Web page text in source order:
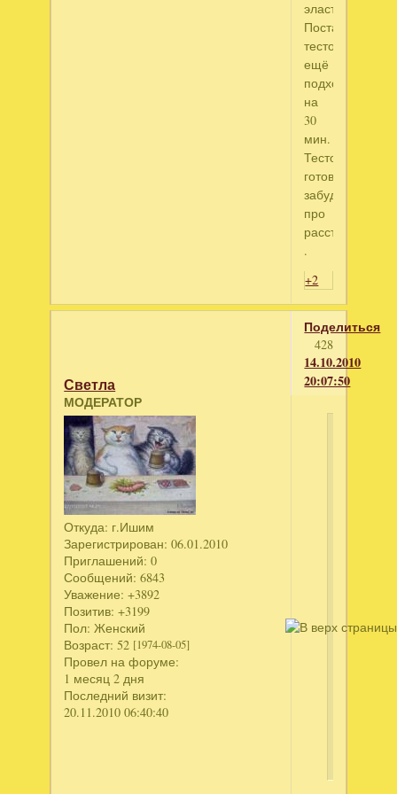
эластичным.
Поставить
тесто
ещё
подходить
на
30
мин.
Тесто
готово,не
забудь
про
расстойку
.
+2
Поделиться
428
14.10.2010
20:07:50
Светла
МОДЕРАТОР
Откуда: г.Ишим
Зарегистрирован: 06.01.2010
Приглашений: 0
Сообщений: 6843
Уважение: +3892
Позитив: +3199
Пол: Женский
Возраст: 52 [1974-08-05]
Провел на форуме:
1 месяц 2 дня
Последний визит:
20.11.2010 06:40:40
десятом